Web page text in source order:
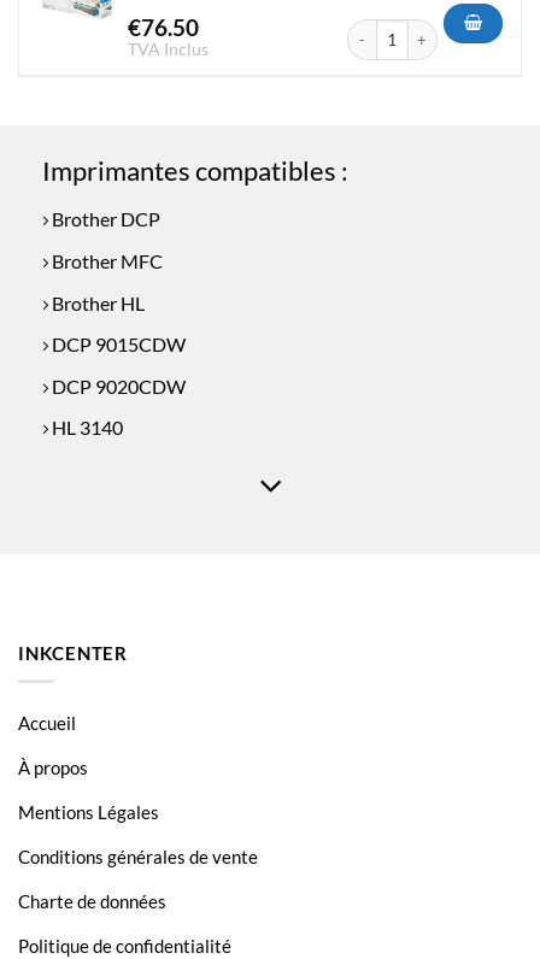
€76.50
TVA Inclus
quantité de Toner Brother
Imprimantes compatibles :
Brother DCP
Brother MFC
Brother HL
DCP 9015CDW
DCP 9020CDW
HL 3140
MFC 9140CDN
MFC 9330CDW
INKCENTER
Accueil
À propos
Mentions Légales
Conditions générales de vente
Charte de données
Politique de confidentialité